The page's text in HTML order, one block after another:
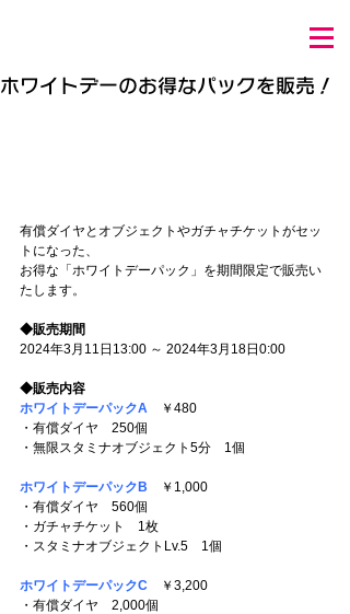
ホワイトデーのお得なパックを販売！
有償ダイヤとオブジェクトやガチャチケットがセッ
トになった、
お得な「ホワイトデーパック」を期間限定で販売い
たします。
◆販売期間
2024年3月11日13:00 ～ 2024年3月18日0:00
◆販売内容
ホワイトデーパックA ￥480
・有償ダイヤ　250個
・無限スタミナオブジェクト5分　1個
ホワイトデーパックB ￥1,000
・有償ダイヤ　560個
・ガチャチケット　1枚
・スタミナオブジェクトLv.5　1個
ホワイトデーパックC ￥3,200
・有償ダイヤ　2,000個